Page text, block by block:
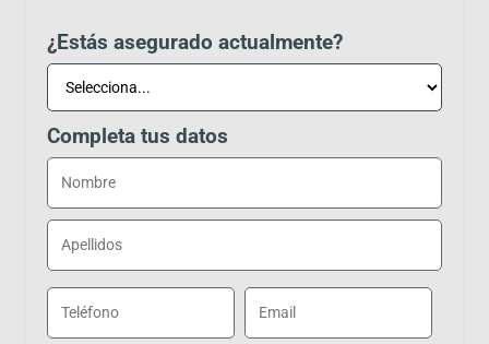
¿Estás asegurado actualmente?
Completa tus datos